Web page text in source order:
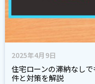
2025年4月9日
住宅ローンの滞納なし
件と対策を解説